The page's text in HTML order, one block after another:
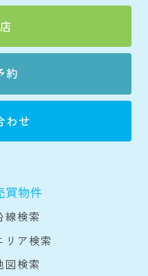
約
わせ
買物件
線検索
リア検索
図検索